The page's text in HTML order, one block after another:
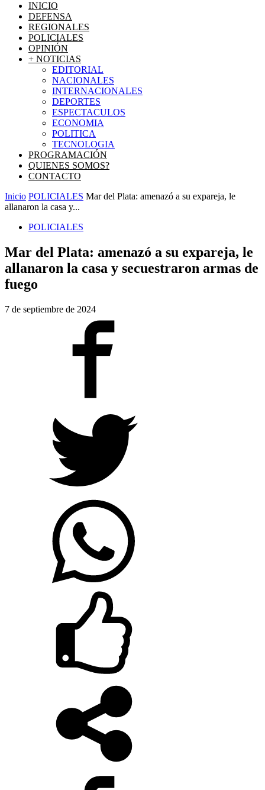
INICIO
DEFENSA
REGIONALES
POLICIALES
OPINIÓN
+ NOTICIAS
EDITORIAL
NACIONALES
INTERNACIONALES
DEPORTES
ESPECTACULOS
ECONOMIA
POLITICA
TECNOLOGIA
PROGRAMACIÓN
QUIENES SOMOS?
CONTACTO
Inicio POLICIALES Mar del Plata: amenazó a su expareja, le
allanaron la casa y...
POLICIALES
Mar del Plata: amenazó a su expareja, le
allanaron la casa y secuestraron armas de
fuego
7 de septiembre de 2024